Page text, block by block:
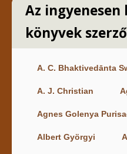
Az
könyvek
A. C. Bhaktivedānta
A. J. Christian
Agnes Golenya
Albert Györgyi